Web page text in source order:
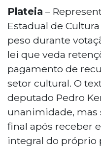
Plateia –
Estadual de
peso durante
lei que veda
pagamento de
setor cultural. O
deputado Pedro
unanimidade, mas
final após receber
integral do próprio